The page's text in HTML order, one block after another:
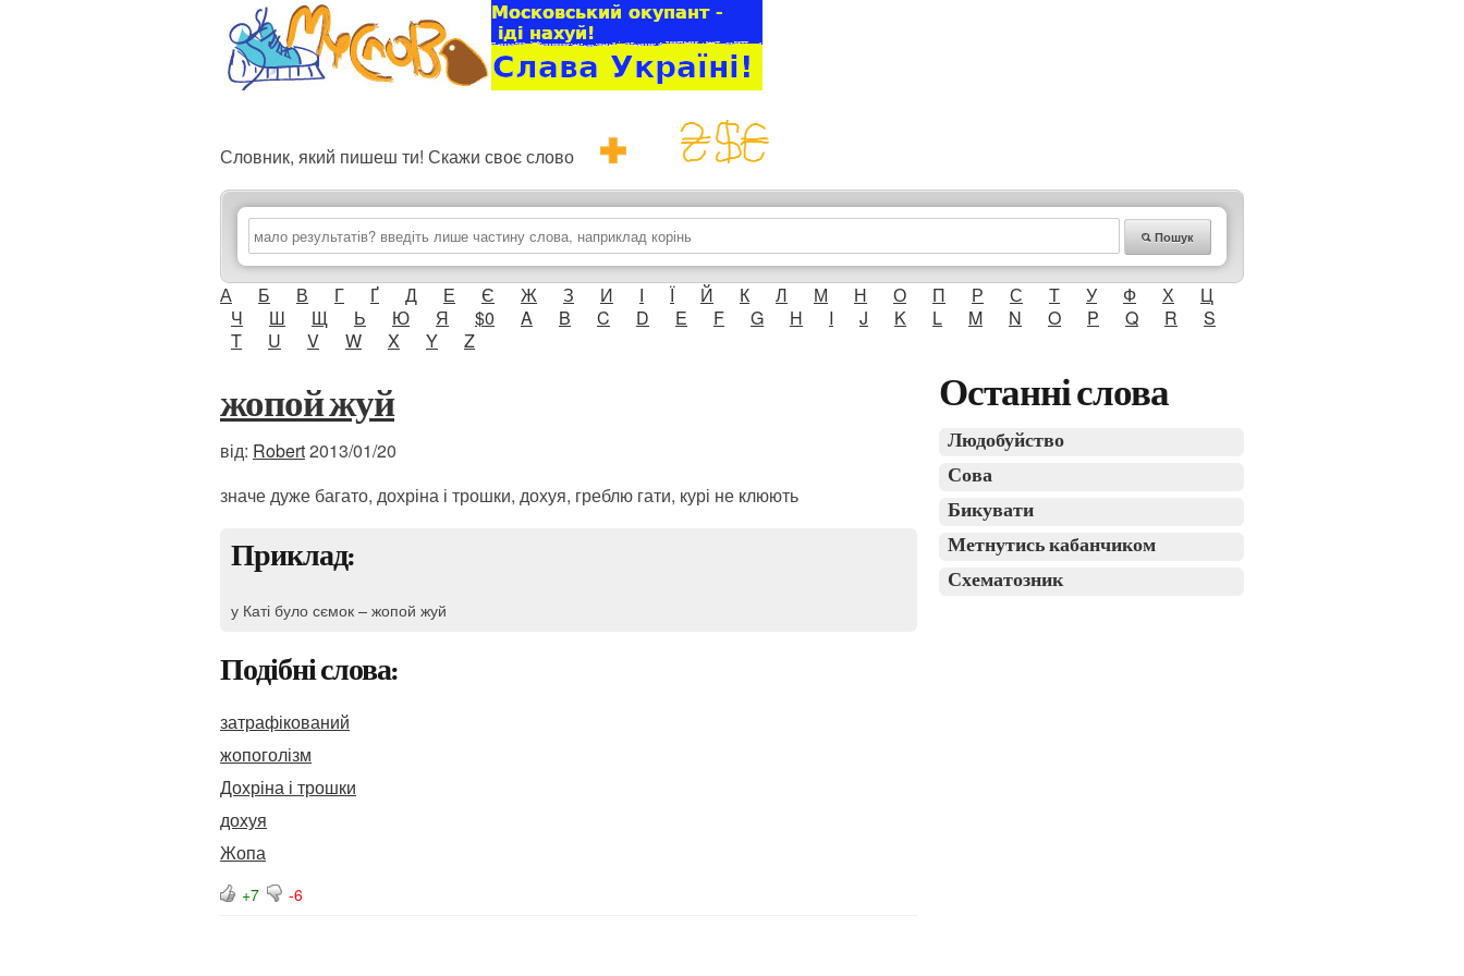
Словник, який пишеш ти! Скажи своє слово
Пошук
А Б В Г Ґ Д Е Є Ж З И І Ї Й К Л М Н О П Р С Т У Ф Х
Ц
Ч
Ш Щ Ь Ю Я $0 A B C D E F G H I J K L M N O P Q R
S
T
U V W X Y Z
жопой жуй
від: Robert2013/01/20
значе дуже багато, дохріна і трошки, дохуя, греблю гати, курі не клюють
Приклад:
у Каті було сємок – жопой жуй
Подібні слова:
затрафікований
жопоголізм
Дохріна і трошки
дохуя
Жопа
+7 -6
Останні слова
Людобуйство
Сова
Бикувати
Метнутись кабанчиком
Схематозник